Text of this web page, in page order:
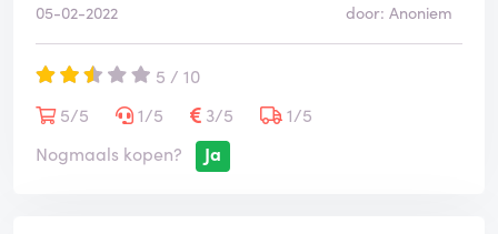
05-02-2022
door: Anoniem
5 / 10
5/5
1/5 3/5
1/5
Nogmaals kopen?
Ja